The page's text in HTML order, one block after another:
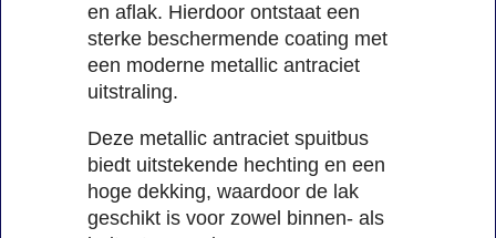
en aflak. Hierdoor ontstaat een
sterke beschermende coating met
een moderne metallic antraciet
uitstraling.
Deze metallic antraciet spuitbus
biedt uitstekende hechting en een
hoge dekking, waardoor de lak
geschikt is voor zowel binnen- als